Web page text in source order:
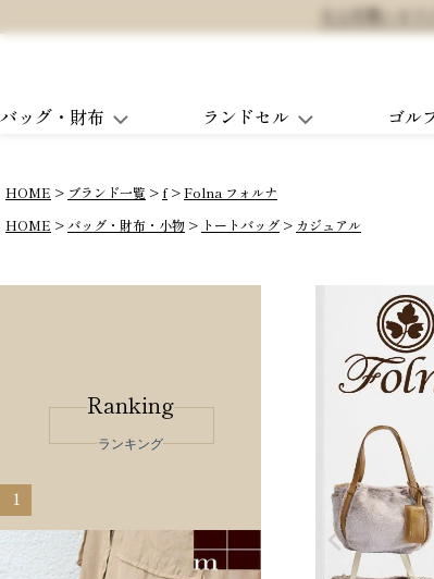
大人可愛いオ
バッグ・財布 ランドセル ゴル
HOME ブランド一覧 f
Folna フォルナ
HOME
バッグ・財布・小物 トートバッグ カジュアル
Ranking
ランキング
1